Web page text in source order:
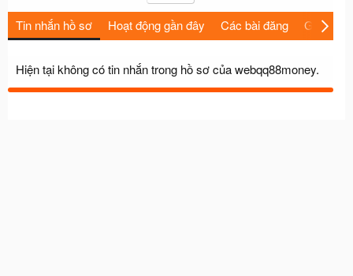
Tin nhắn hồ sơ Hoạt động gần đây Các bài đăng Giới thiệu
Hiện tại không có tin nhắn trong hồ sơ của webqq88money.